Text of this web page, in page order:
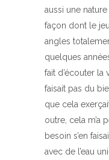
aussi une
façon dont le
angles
quelques
fait d’écouter
faisait pas du
que cela
outre, cela m’a
besoin s’en
avec de l’eau